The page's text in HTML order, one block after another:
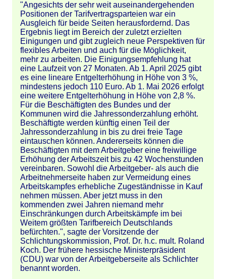
"Angesichts der sehr weit auseinandergehenden
Positionen der Tarifvertragsparteien war ein
Ausgleich für beide Seiten herausfordernd. Das
Ergebnis liegt im Bereich der zuletzt erzielten
Einigungen und gibt zugleich neue Perspektiven für
flexibles Arbeiten und auch für die Möglichkeit,
mehr zu arbeiten. Die Einigungsempfehlung hat
eine Laufzeit von 27 Monaten. Ab 1. April 2025 gibt
es eine lineare Entgelterhöhung in Höhe von 3 %,
mindestens jedoch 110 Euro. Ab 1. Mai 2026 erfolgt
eine weitere Entgelterhöhung in Höhe von 2,8 %.
Für die Beschäftigten des Bundes und der
Kommunen wird die Jahressonderzahlung erhöht.
Beschäftigte werden künftig einen Teil der
Jahressonderzahlung in bis zu drei freie Tage
eintauschen können. Andererseits können die
Beschäftigten mit dem Arbeitgeber eine freiwillige
Erhöhung der Arbeitszeit bis zu 42 Wochenstunden
vereinbaren. Sowohl die Arbeitgeber- als auch die
Arbeitnehmerseite haben zur Vermeidung eines
Arbeitskampfes erhebliche Zugeständnisse in Kauf
nehmen müssen. Aber jetzt muss in den
kommenden zwei Jahren niemand mehr
Einschränkungen durch Arbeitskämpfe im bei
Weitem größten Tarifbereich Deutschlands
befürchten.", sagte der Vorsitzende der
Schlichtungskommission, Prof. Dr. h.c. mult. Roland
Koch. Der frühere hessische Ministerpräsident
(CDU) war von der Arbeitgeberseite als Schlichter
benannt worden.